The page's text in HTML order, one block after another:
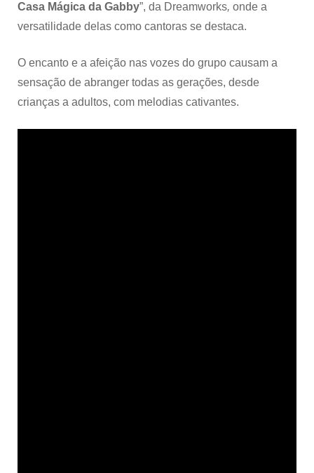
Casa Mágica da Gabby”, da Dreamworks, onde a
versatilidade delas como cantoras se destaca.
O encanto e a afeição nas vozes do grupo causam a
sensação de abranger todas as gerações, desde
crianças a adultos, com melodias cativantes.